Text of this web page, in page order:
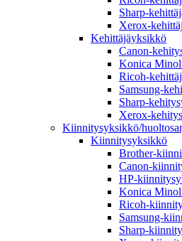
Sharp-
Xerox-
Kehittäjäyksikkö
Canon-
Konica
Ricoh-
Samsung-
Sharp-
Xerox-
Kiinnitysyksikkö/
Kiinnitysyksikkö
Brother-
Canon-
HP-
Konica
Ricoh-
Samsung-
Sharp-